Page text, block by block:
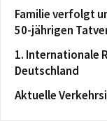
Familie verfolgt
50-jährigen
1. Internationale
Deutschland
Aktuelle